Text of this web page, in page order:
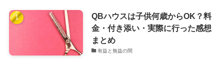
QBハウスは子供何歳からOK？料
金・付き添い・実際に行った感想
まとめ
有益と無益の間